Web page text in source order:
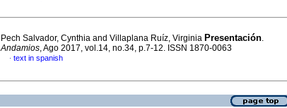
Pech Salvador, Cynthia and Villaplana Ruíz, Virginia Presentación.
Andamios, Ago 2017, vol.14, no.34, p.7-12. ISSN 1870-0063
· text in spanish